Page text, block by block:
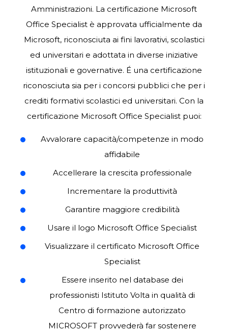
Amministrazioni. La certificazione Microsoft
Office Specialist è approvata ufficialmente da
Microsoft, riconosciuta ai fini lavorativi, scolastici
ed universitari e adottata in diverse iniziative
istituzionali e governative. É una certificazione
riconosciuta sia per i concorsi pubblici che per i
crediti formativi scolastici ed universitari. Con la
certificazione Microsoft Office Specialist puoi:
Avvalorare capacità/competenze in modo
affidabile
Accellerare la crescita professionale
Incrementare la produttività
Garantire maggiore credibilità
Usare il logo Microsoft Office Specialist
Visualizzare il certificato Microsoft Office
Specialist
Essere inserito nel database dei
professionisti Istituto Volta in qualità di
Centro di formazione autorizzato
MICROSOFT provvederà far sostenere